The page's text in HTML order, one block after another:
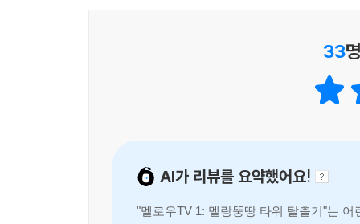
33
AI가 리뷰를 요약했어요!
"멜로우TV 1: 멜랑뚱땅 타워 탈출기"는